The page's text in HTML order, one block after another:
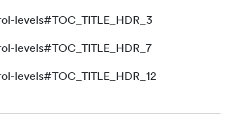
levels#TOC_TITLE_HDR_3
levels#TOC_TITLE_HDR_7
levels#TOC_TITLE_HDR_12